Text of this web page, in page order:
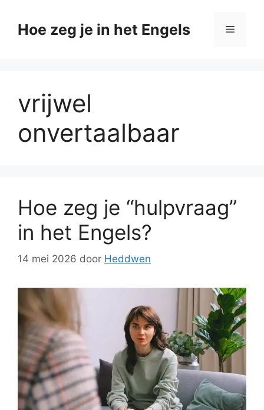
naarHoe zeg je in het Engels Menu
vrijwel
onvertaalbaar
Hoe zeg je “hulpvraag”
in het Engels?
14 mei 2026 door Heddwen